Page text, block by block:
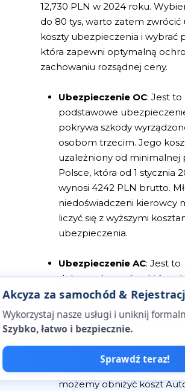
Akcyza za samochód &
Wykorzystaj nasze usługi i uniknij
Szybko, łatwo i bezpiecznie.
Sprawdź teraz!
12,730 PLN w 2024 roku.
do 80 tys, warto zatem zwrócić
koszty ubezpieczenia i wybrać
która zapewni optymalną
zachowaniu rozsądnej ceny.
Ubezpieczenie OC: Jest to
podstawowe
pokrywa szkody
osobom trzecim. Jego
uzależniony od minimalnej
Polsce, która od 1 stycznia
wynosi 4242 PLN brutto.
niedoświadczeni kierowcy
liczyć się z wyższymi
ubezpieczenia.
Ubezpieczenie AC: Jest to
dobrowolna polisa, która
szkody własne i kradzież
Zaleca się jej wykupienie dla
ochrony, a koszt zależy od
pokrycia. Wybierając polisę
franszyzy, używanych części
napraw lub wyceny
możemy obniżyć koszt